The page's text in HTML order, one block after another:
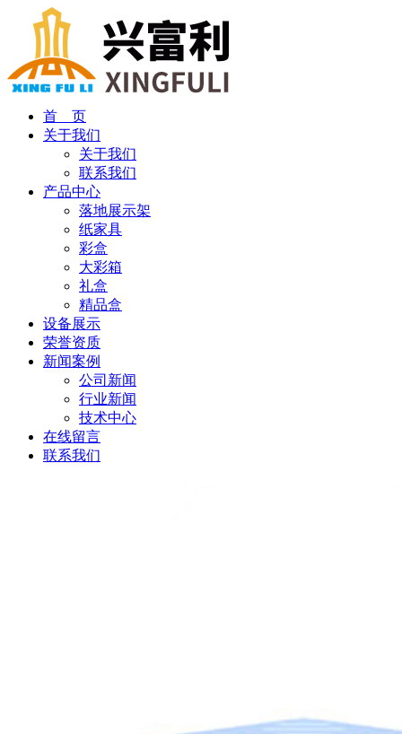
首 页
关于我们
关于我们
联系我们
产品中心
落地展示架
纸家具
彩盒
大彩箱
礼盒
精品盒
设备展示
荣誉资质
新闻案例
公司新闻
行业新闻
技术中心
在线留言
联系我们